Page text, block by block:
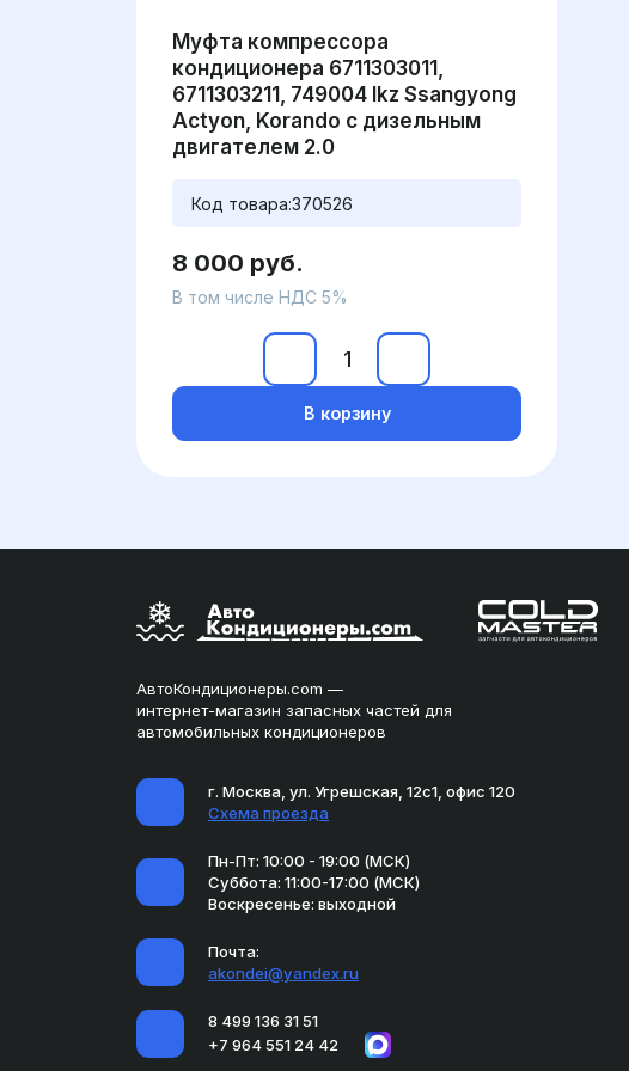
Муфта компрессора
кондиционера 6711303011,
6711303211, 749004 lkz Ssangyong
Actyon, Korando с дизельным
двигателем 2.0
Код товара:370526
8 000 руб.
В том числе НДС 5%
В корзину
АвтоКондиционеры.com —
интернет-магазин запасных частей для
автомобильных кондиционеров
г. Москва, ул. Угрешская, 12с1, офис 120
Схема проезда
Пн-Пт: 10:00 - 19:00 (МСК)
Суббота: 11:00-17:00 (МСК)
Воскресенье: выходной
Почта:
akondei@yandex.ru
8 499 136 31 51
+7 964 551 24 42